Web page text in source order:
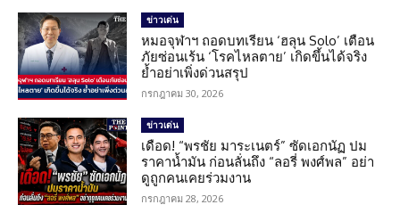
ข่าวเด่น
หมอจุฬาฯ ถอดบทเรียน ‘ฮลุน Solo’ เตือน
ภัยซ่อนเร้น ‘โรคไหลตาย’ เกิดขึ้นได้จริง
ย้ำอย่าเพิ่งด่วนสรุป
กรกฎาคม 30, 2026
ข่าวเด่น
เดือด! “พรชัย มาระเนตร์” ซัดเอกนัฏ ปม
ราคาน้ำมัน ก่อนลั่นถึง “ลอรี่ พงศ์พล” อย่า
ดูถูกคนเคยร่วมงาน
กรกฎาคม 28, 2026